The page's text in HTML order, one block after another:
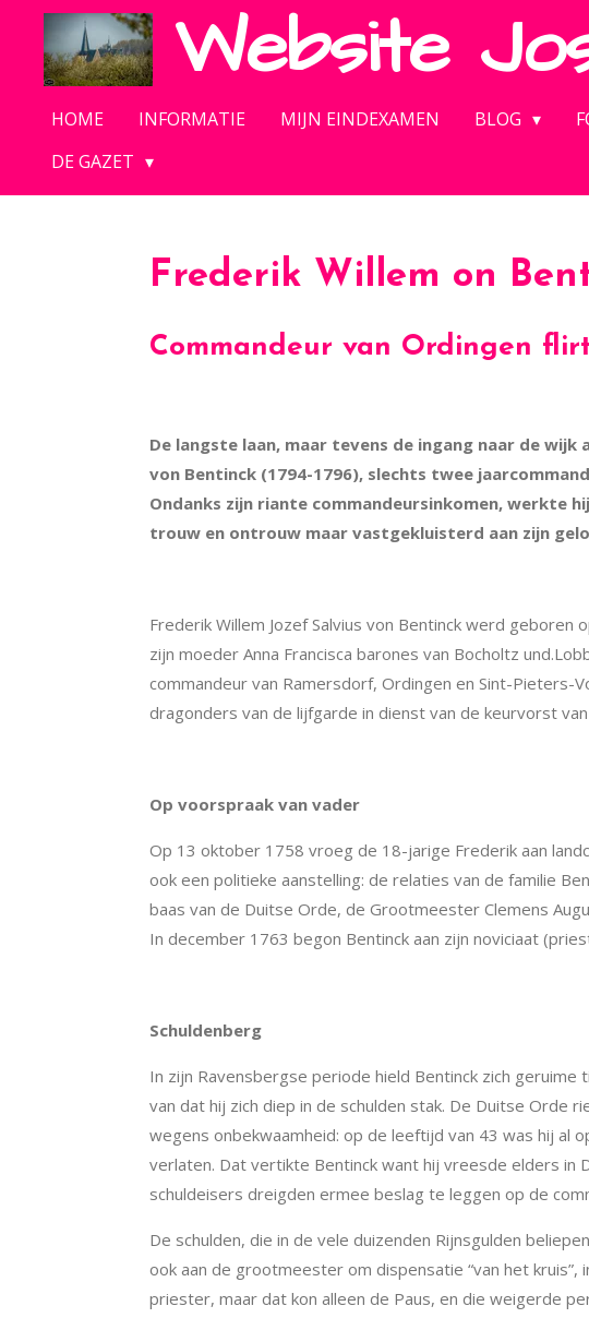
direct
Website
HOME INFORMATIE MIJN EINDEXAMEN BLOG
DE GAZET
Frederik Willem on
Commandeur van Ordingen
De langste laan, maar tevens de ingang naar de
von Bentinck (1794-1796), slechts twee
Ondanks zijn riante commandeursinkomen, werkte
trouw en ontrouw maar vastgekluisterd aan zijn
Frederik Willem Jozef Salvius von Bentinck werd
zijn moeder Anna Francisca barones van Bocholtz
commandeur van Ramersdorf, Ordingen en Sint-Pieters-
dragonders van de lijfgarde in dienst van de keurvorst
Op voorspraak van vader
Op 13 oktober 1758 vroeg de 18-jarige Frederik aan
ook een politieke aanstelling: de relaties van de familie
baas van de Duitse Orde, de Grootmeester Clemens
In december 1763 begon Bentinck aan zijn noviciaat
Schuldenberg
In zijn Ravensbergse periode hield Bentinck zich
van dat hij zich diep in de schulden stak. De Duitse Orde
wegens onbekwaamheid: op de leeftijd van 43 was hij al
verlaten. Dat vertikte Bentinck want hij vreesde elders in
schuldeisers dreigden ermee beslag te leggen op de
De schulden, die in de vele duizenden Rijnsgulden
ook aan de grootmeester om dispensatie “van het
priester, maar dat kon alleen de Paus, en die weigerde